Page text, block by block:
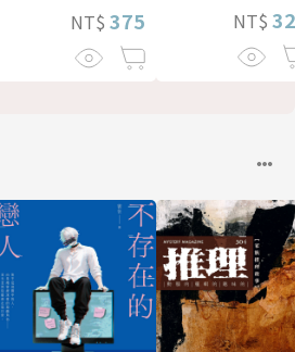
NT$ 375 NT$